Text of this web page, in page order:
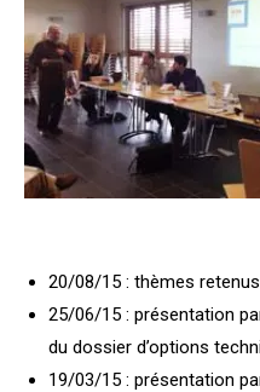
20/08/15 : thèmes
25/06/15 : présentation
du dossier d’options
19/03/15 : présentation